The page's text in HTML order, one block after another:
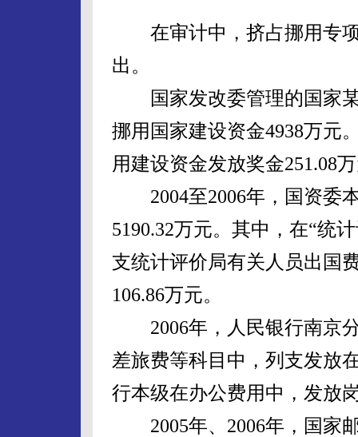
在审计中，挤占挪用专项
出。
国家发改委管理的国家某
挪用国家建设资金4938万元
用建设资金发放奖金251.08
2004至2006年，国资委
5190.32万元。其中，在“统
支统计评价局有关人员出国
106.86万元。
2006年，人民银行南京分
差旅费等科目中，列支发放
行本级在办公费用中，发放
2005年、2006年，国家